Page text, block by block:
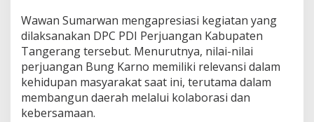
e
m
a
n
a
t
G
Wawan Sumarwan mengapresiasi kegiatan yang
dilaksanakan DPC PDI Perjuangan Kabupaten
Tangerang tersebut. Menurutnya, nilai-nilai
perjuangan Bung Karno memiliki relevansi dalam
kehidupan masyarakat saat ini, terutama dalam
membangun daerah melalui kolaborasi dan
kebersamaan.